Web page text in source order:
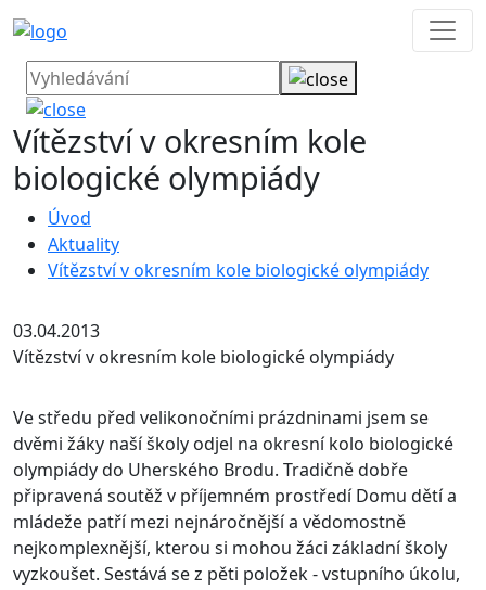
Vítězství v okresním kole
biologické olympiády
Úvod
Aktuality
Vítězství v okresním kole biologické olympiády
03.04.2013
Vítězství v okresním kole biologické olympiády
Ve středu před velikonočními prázdninami jsem se
dvěmi žáky naší školy odjel na okresní kolo biologické
olympiády do Uherského Brodu. Tradičně dobře
připravená soutěž v příjemném prostředí Domu dětí a
mládeže patří mezi nejnáročnější a vědomostně
nejkomplexnější, kterou si mohou žáci základní školy
vyzkoušet. Sestává se z pěti položek - vstupního úkolu,